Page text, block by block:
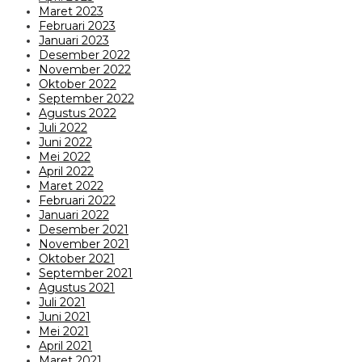
Maret 2023
Februari 2023
Januari 2023
Desember 2022
November 2022
Oktober 2022
September 2022
Agustus 2022
Juli 2022
Juni 2022
Mei 2022
April 2022
Maret 2022
Februari 2022
Januari 2022
Desember 2021
November 2021
Oktober 2021
September 2021
Agustus 2021
Juli 2021
Juni 2021
Mei 2021
April 2021